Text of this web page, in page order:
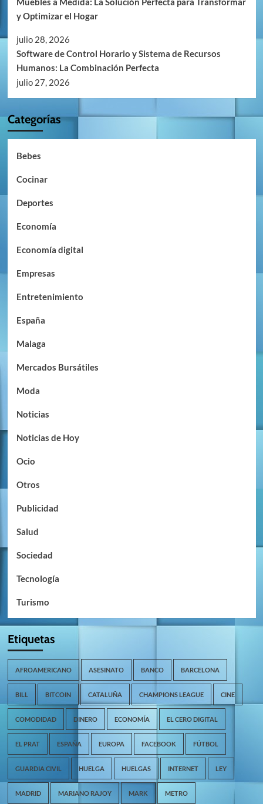
y Optimizar el Hogar
julio 28, 2026
Software de Control Horario y Sistema de Recursos
Humanos: La Combinación Perfecta
julio 27, 2026
Categorías
Bebes
Cocinar
Deportes
Economía
Economía digital
Empresas
Entretenimiento
España
Malaga
Mercados Bursátiles
Moda
Noticias
Noticias de Hoy
Ocio
Otros
Publicidad
Salud
Sociedad
Tecnología
Turismo
Etiquetas
AFROAMERICANO ASESINATO BANCO BARCELONA
BILL BITCOIN CATALUÑA CHAMPIONS LEAGUE CINE
COMODIDAD DINERO ECONOMÍA EL CERO DIGITAL
EL PRAT ESPAÑA EUROPA FACEBOOK FÚTBOL
GUARDIA CIVIL HUELGA HUELGAS INTERNET LEY
MADRID MARIANO RAJOY MARK METRO